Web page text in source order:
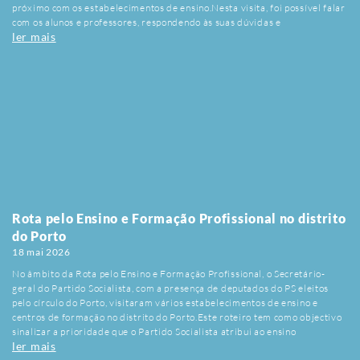
próximo com os estabelecimentos de ensino.Nesta visita, foi possível falar
com os alunos e professores, respondendo às suas dúvidas e
anseios.Acreditamos que ouvir a comunidade escolar é o primeiro passo
ler mais
Rota pelo Ensino e Formação Profissional no distrito
do Porto
18 mai 2026
No âmbito da Rota pelo Ensino e Formação Profissional, o Secretário-
geral do Partido Socialista, com a presença de deputados do PS eleitos
pelo círculo do Porto, visitaram vários estabelecimentos de ensino e
centros de formação no distrito do Porto.Este roteiro tem como objectivo
sinalizar a prioridade que o Partido Socialista atribui ao ensino
profissional e à empregabilidade dos jovens. A iniciativa integra um
ler mais